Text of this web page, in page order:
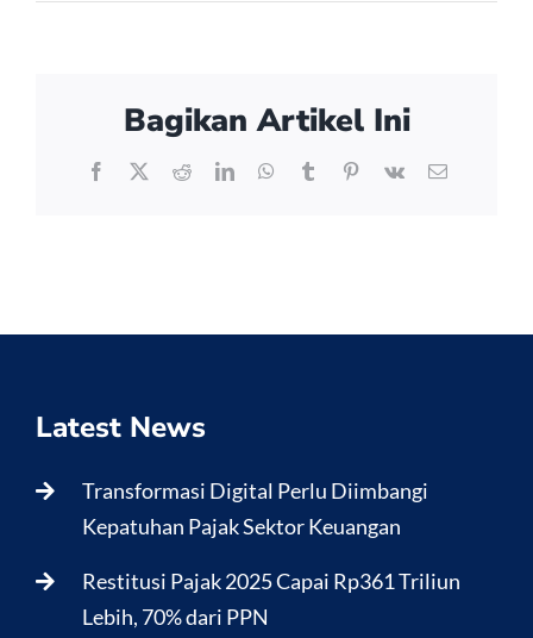
Bagikan Artikel Ini
Facebook
X RedditLinkedInWhatsApp
TumblrPinterest
Vk Email
Latest News
Transformasi Digital Perlu Diimbangi
Kepatuhan Pajak Sektor Keuangan
Restitusi Pajak 2025 Capai Rp361 Triliun
Lebih, 70% dari PPN